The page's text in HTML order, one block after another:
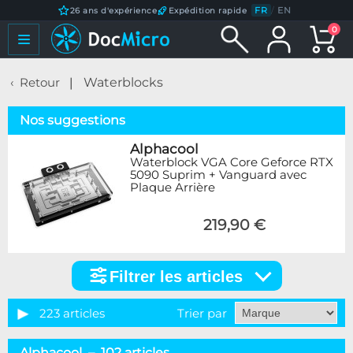
26 ans d'expérience Expédition rapide FR / EN
0
Retour Waterblocks
Nos suggestions
Alphacool
Waterblock VGA Core Geforce RTX
5090 Suprim + Vanguard avec
Plaque Arrière
219,90 €
articles
Catégorie
Filtrer les articles
223 articles Trier par